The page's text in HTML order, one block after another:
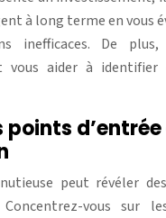
à long terme en vous
inefficaces. De
vous aider à identifier
peut révéler
vous sur